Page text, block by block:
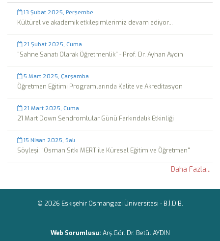
13 Şubat 2025, Perşembe
Kültürel ve akademik etkileşimlerimiz devam ediyor...
21 Şubat 2025, Cuma
"Sahne Sanatı Olarak Öğretmenlik" - Prof. Dr. Ayhan Aydın
5 Mart 2025, Çarşamba
Öğretmen Eğitimi Programlarında Kalite ve Akreditasyon
21 Mart 2025, Cuma
21 Mart Down Sendromlular Günü Farkındalık Etkinliği
15 Nisan 2025, Salı
Söyleşi: "Osman Sıtkı MERT ile Küresel Eğitim ve Öğretmen"
Daha Fazla...
© 2026 Eskişehir Osmangazi Üniversitesi - B.İ.D.B.
Web Sorumlusu: Arş.Gör. Dr. Betül AYDIN